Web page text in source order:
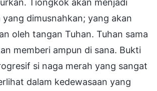
dimusnahkan; yang akan
oleh tangan Tuhan. Tuhan sama
memberi ampun di sana. Bukti
si naga merah yang sangat
dalam kedewasaan yang